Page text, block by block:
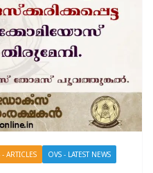
- ARTICLES
OVS - LATEST NEWS